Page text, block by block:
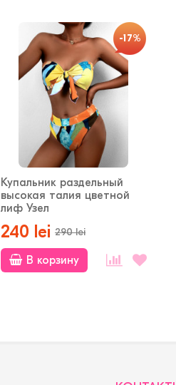
-17%
Купальник раздельный
высокая талия цветной
лиф Узел
240 lei 290 lei
В корзину